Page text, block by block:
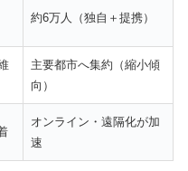
約6万人（独自＋提携）
主要都市へ集約（縮小傾
向）
オンライン・遠隔化が加
速